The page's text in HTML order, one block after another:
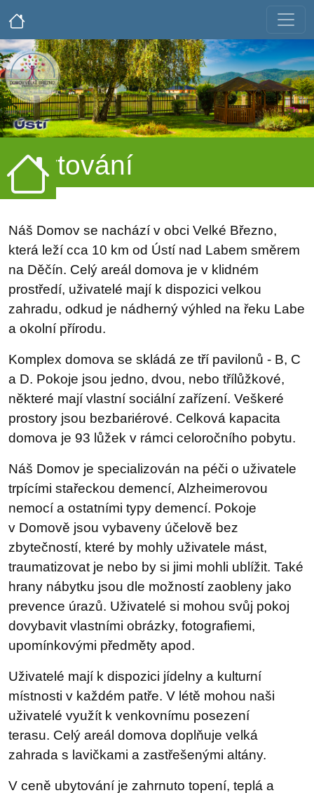
Ubytování
Náš Domov se nachází v obci Velké Březno,
která leží cca 10 km od Ústí nad Labem směrem
na Děčín. Celý areál domova je v klidném
prostředí, uživatelé mají k dispozici velkou
zahradu, odkud je nádherný výhled na řeku Labe
a okolní přírodu.
Komplex domova se skládá ze tří pavilonů - B, C
a D. Pokoje jsou jedno, dvou, nebo třílůžkové,
některé mají vlastní sociální zařízení. Veškeré
prostory jsou bezbariérové. Celková kapacita
domova je 93 lůžek v rámci celoročního pobytu.
Náš Domov je specializován na péči o uživatele
trpícími stařeckou demencí, Alzheimerovou
nemocí a ostatními typy demencí. Pokoje
v Domově jsou vybaveny účelově bez
zbytečností, které by mohly uživatele mást,
traumatizovat je nebo by si jimi mohli ublížit. Také
hrany nábytku jsou dle možností zaobleny jako
prevence úrazů. Uživatelé si mohou svůj pokoj
dovybavit vlastními obrázky, fotografiemi,
upomínkovými předměty apod.
Uživatelé mají k dispozici jídelny a kulturní
místnosti v každém patře. V létě mohou naši
uživatelé využít k venkovnímu posezení
terasu. Celý areál domova doplňuje velká
zahrada s lavičkami a zastřešenými altány.
V ceně ubytování je zahrnuto topení, teplá a